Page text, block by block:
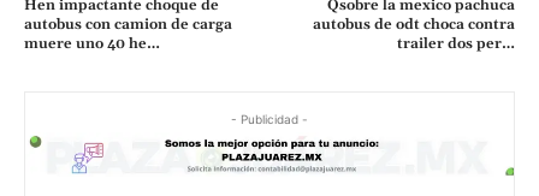
Hen impactante choque de
autobus con camion de carga
muere uno 40 he…
Qsobre la mexico pachuca
autobus de odt choca contra
trailer dos per…
- Publicidad -